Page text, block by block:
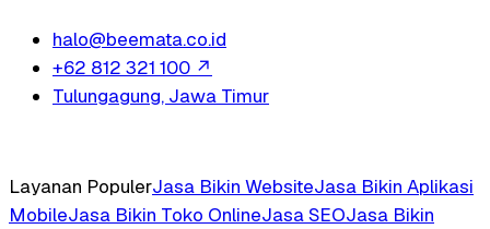
halo@beemata.co.id
+62 812 321 100 ↗
Tulungagung, Jawa Timur
Layanan PopulerJasa Bikin WebsiteJasa Bikin Aplikasi
MobileJasa Bikin Toko OnlineJasa SEOJasa Bikin